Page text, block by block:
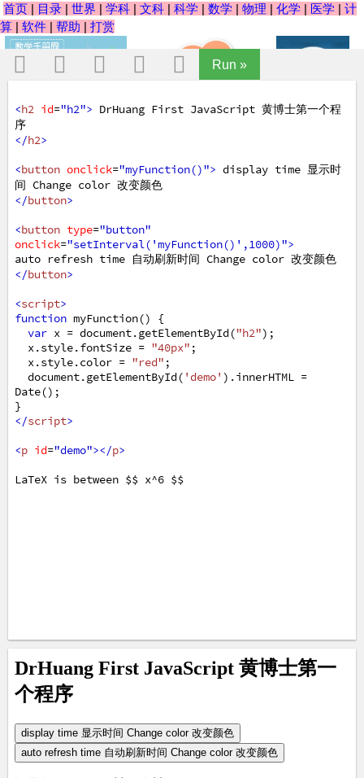
首页 | 目录 | 世界 | 学科 | 文科 | 科学 | 数学 | 物理 | 化学 | 医学 | 计
算 | 软件 | 帮助 | 打赏
+ Run »
<h2 id="h2"> DrHuang First JavaScript 黄博士第一个程
序
</h2>
<button onclick="myFunction()"> display time 显示时
间 Change color 改变颜色
</button>
<button type="button"
onclick="setInterval('myFunction()',1000)">
auto refresh time 自动刷新时间 Change color 改变颜色
</button>
<script>
function myFunction() {
var x = document.getElementById("h2");
x.style.fontSize = "40px"
x.style.color = "red"
document.getElementById( 'demo' ).innerHTML =
Date();
}
</script>
<p id="demo"></p>
LaTeX is between $$ x^6 $$